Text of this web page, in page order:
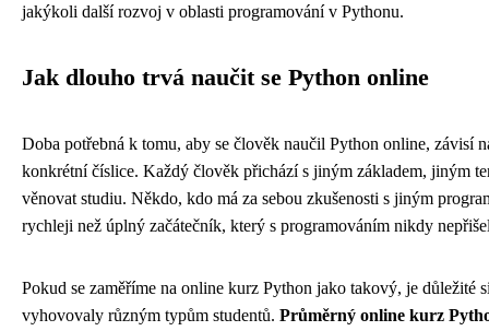
jakýkoli další rozvoj v oblasti programování v Pythonu.
Jak dlouho trvá naučit se Python online
Doba potřebná k tomu, aby se člověk naučil Python online, závisí
konkrétní číslice. Každý člověk přichází s jiným základem, jiným
věnovat studiu. Někdo, kdo má za sebou zkušenosti s jiným
rychleji než úplný začátečník, který s programováním nikdy
Pokud se zaměříme na online kurz Python jako takový, je důležité
vyhovovaly různým typům studentů. Průměrný online kurz